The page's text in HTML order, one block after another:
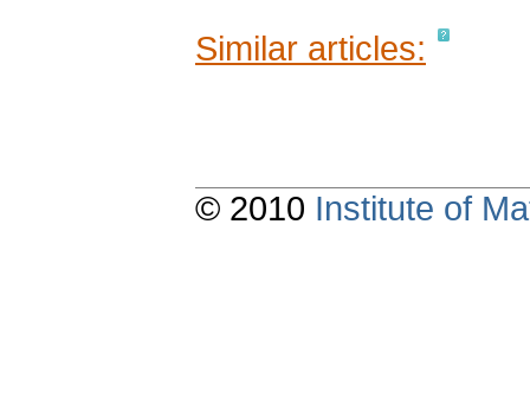
Similar articles:
© 2010 Institute of